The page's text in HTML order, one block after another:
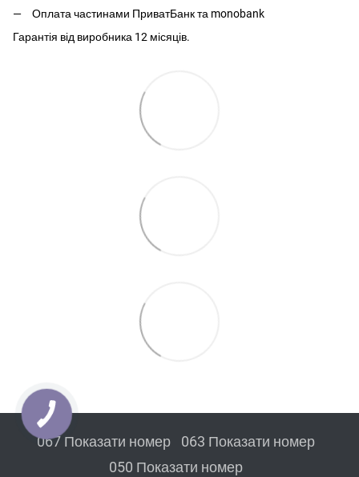
Оплата частинами ПриватБанк та monobank
Гарантія від виробника 12 місяців.
067 Показати номер
063 Показати номер
050 Показати номер